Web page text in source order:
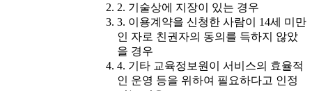
2. 기술상에 지장이 있는 경우
3. 이용계약을 신청한 사람이 14세 미만
인 자로 친권자의 동의를 득하지 않았
을 경우
4. 기타 교육정보원이 서비스의 효율적
인 운영 등을 위하여 필요하다고 인정